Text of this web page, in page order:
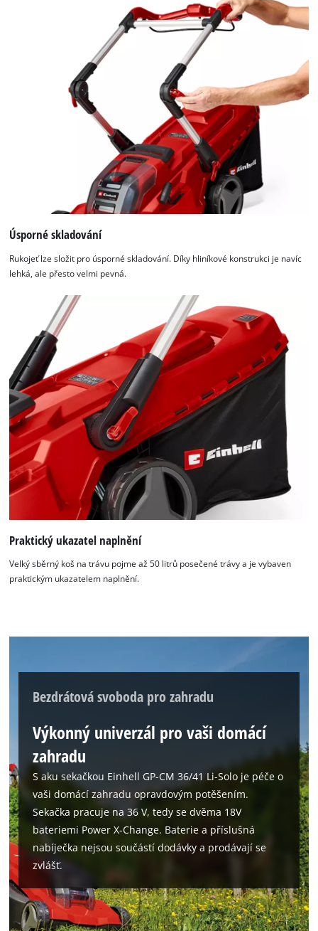
K načtení služby Google Maps
potřebujeme váš souhlas!
This content is not permitted to load due
to trackers that are not disclosed to the
visitor. The website owner needs to setup
the site with their CMP to add this content
to the list of technologies used.
Powered by
Usercentrics Consent
Management Platform
Úsporné skladování
Rukojeť lze složit pro úsporné skladování. Díky hliníkové konstrukci je navíc
lehká, ale přesto velmi pevná.
Praktický ukazatel naplnění
Velký sběrný koš na trávu pojme až 50 litrů posečené trávy a je vybaven
praktickým ukazatelem naplnění.
Bezdrátová svoboda pro zahradu
Výkonný univerzál pro vaši domácí
zahradu
S aku sekačkou Einhell GP-CM 36/41 Li-Solo je péče o
vaši domácí zahradu opravdovým potěšením.
Sekačka pracuje na 36 V, tedy se dvěma 18V
bateriemi Power X-Change. Baterie a příslušná
nabíječka nejsou součástí dodávky a prodávají se
zvlášť.